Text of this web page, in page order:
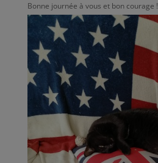
Bonne journée à vous et bon courage !